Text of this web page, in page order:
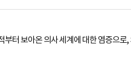
터 보아온 의사 세계에 대한 염증으